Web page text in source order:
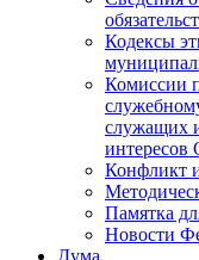
Кодексы
Комиссии
служащих
Конфликт
Памятка
Новости
Дума